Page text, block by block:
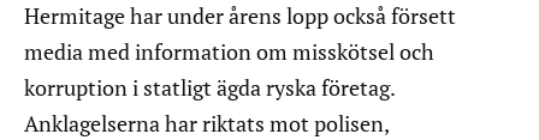
Hermitage har under årens lopp också försett
media med information om misskötsel och
korruption i statligt ägda ryska företag.
Anklagelserna har riktats mot polisen,